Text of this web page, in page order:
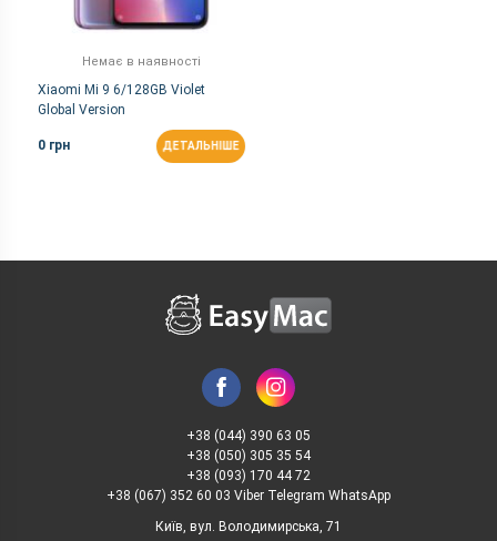
Немає в наявності
Xiaomi Mi 9 6/128GB Violet
Global Version
0 грн ДЕТАЛЬНІШЕ
+38 (044) 390 63 05
+38 (050) 305 35 54
+38 (093) 170 44 72
+38 (067) 352 60 03 Viber Telegram WhatsApp
Київ, вул. Володимирська, 71